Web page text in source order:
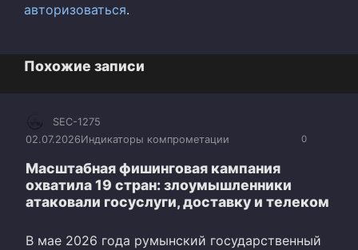
авторизоваться.
Похожие записи
0
SEC-1275
02.07.2026Индикаторы компрометации
Масштабная фишинговая кампания
охватила 19 стран: злоумышленники
атаковали госуслуги, доставку и телеком
В мае 2026 года румынский государственный